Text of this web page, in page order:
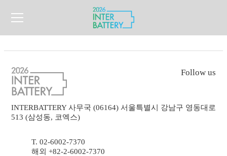
INTERBATTERY 사무국 (06164) 서울특별시 강남구 영동대로
513 (삼성동, 코엑스)
T. 02-6002-7370
해외 +82-2-6002-7370
Follow us